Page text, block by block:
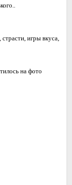
игры вкуса,
на фото